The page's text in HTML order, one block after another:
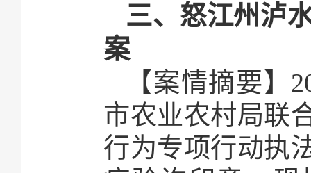
三、怒江州泸
案
【案情摘要】
市农业农村局联
行为专项行动执